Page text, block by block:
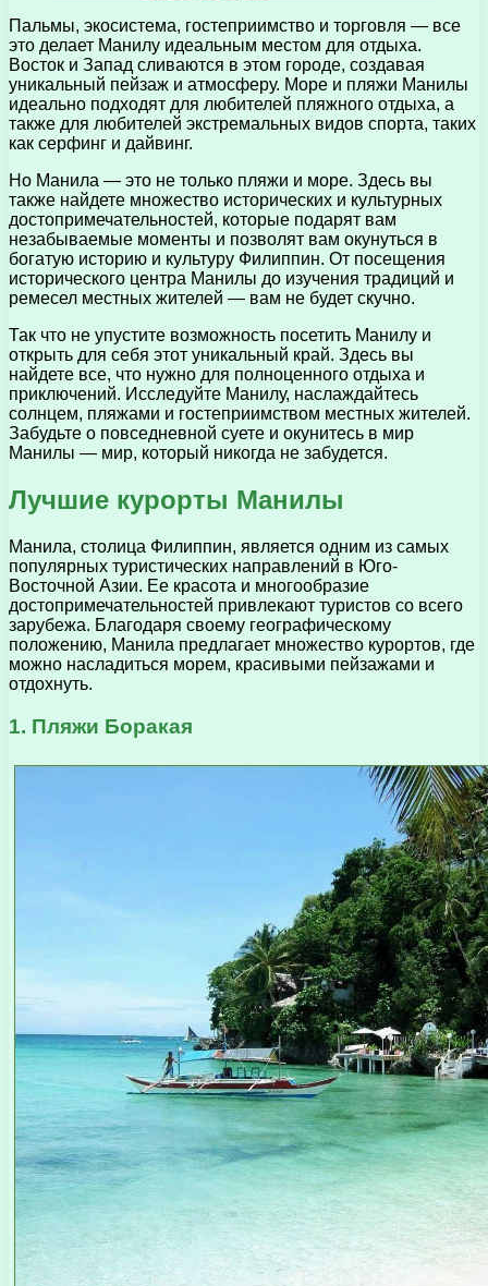
Пальмы, экосистема, гостеприимство и торговля — все
это делает Манилу идеальным местом для отдыха.
Восток и Запад сливаются в этом городе, создавая
уникальный пейзаж и атмосферу. Море и пляжи Манилы
идеально подходят для любителей пляжного отдыха, а
также для любителей экстремальных видов спорта, таких
как серфинг и дайвинг.
Но Манила — это не только пляжи и море. Здесь вы
также найдете множество исторических и культурных
достопримечательностей, которые подарят вам
незабываемые моменты и позволят вам окунуться в
богатую историю и культуру Филиппин. От посещения
исторического центра Манилы до изучения традиций и
ремесел местных жителей — вам не будет скучно.
Так что не упустите возможность посетить Манилу и
открыть для себя этот уникальный край. Здесь вы
найдете все, что нужно для полноценного отдыха и
приключений. Исследуйте Манилу, наслаждайтесь
солнцем, пляжами и гостеприимством местных жителей.
Забудьте о повседневной суете и окунитесь в мир
Манилы — мир, который никогда не забудется.
Лучшие курорты Манилы
Манила, столица Филиппин, является одним из самых
популярных туристических направлений в Юго-
Восточной Азии. Ее красота и многообразие
достопримечательностей привлекают туристов со всего
зарубежа. Благодаря своему географическому
положению, Манила предлагает множество курортов, где
можно насладиться морем, красивыми пейзажами и
отдохнуть.
1. Пляжи Боракая